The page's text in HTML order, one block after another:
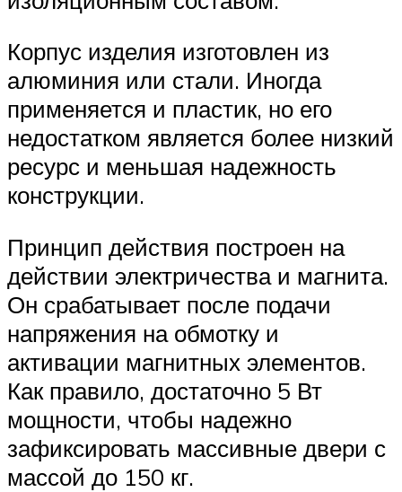
Корпус изделия изготовлен из
алюминия или стали. Иногда
применяется и пластик, но его
недостатком является более низкий
ресурс и меньшая надежность
конструкции.
Принцип действия построен на
действии электричества и магнита.
Он срабатывает после подачи
напряжения на обмотку и
активации магнитных элементов.
Как правило, достаточно 5 Вт
мощности, чтобы надежно
зафиксировать массивные двери с
массой до 150 кг.